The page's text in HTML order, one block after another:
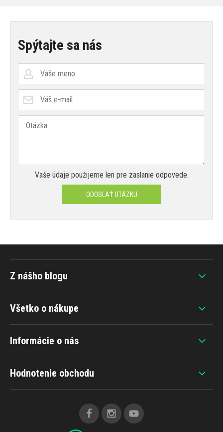
Spýtajte sa nás
Vaše údaje použijeme len pre zaslanie odpovede.
ODOSLAŤ OTÁZKU
Všetko o nákupe
Informácie o nás
Hodnotenie obchodu
Z nášho blogu